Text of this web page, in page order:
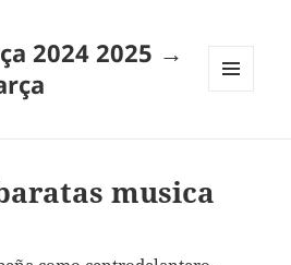
2024 2025 →
musica